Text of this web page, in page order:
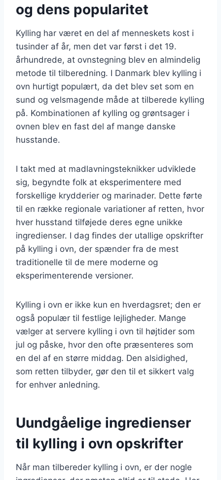
og dens popularitet
Kylling har været en del af menneskets kost i
tusinder af år, men det var først i det 19.
århundrede, at ovnstegning blev en almindelig
metode til tilberedning. I Danmark blev kylling i
ovn hurtigt populært, da det blev set som en
sund og velsmagende måde at tilberede kylling
på. Kombinationen af kylling og grøntsager i
ovnen blev en fast del af mange danske
husstande.
I takt med at madlavningsteknikker udviklede
sig, begyndte folk at eksperimentere med
forskellige krydderier og marinader. Dette førte
til en række regionale variationer af retten, hvor
hver husstand tilføjede deres egne unikke
ingredienser. I dag findes der utallige opskrifter
på kylling i ovn, der spænder fra de mest
traditionelle til de mere moderne og
eksperimenterende versioner.
Kylling i ovn er ikke kun en hverdagsret; den er
også populær til festlige lejligheder. Mange
vælger at servere kylling i ovn til højtider som
jul og påske, hvor den ofte præsenteres som
en del af en større middag. Den alsidighed,
som retten tilbyder, gør den til et sikkert valg
for enhver anledning.
Uundgåelige ingredienser
til kylling i ovn opskrifter
Når man tilbereder kylling i ovn, er der nogle